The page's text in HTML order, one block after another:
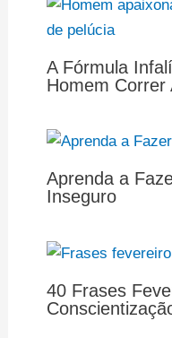
A Fórmula
Homem Correr
Aprenda a
Inseguro
40 Frases